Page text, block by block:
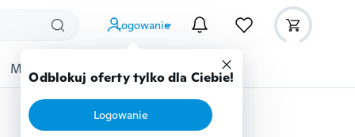
Logowanie
Odblokuj oferty tylko dla Ciebie!
Logowanie
Moda Przybory dziecięce Więcej